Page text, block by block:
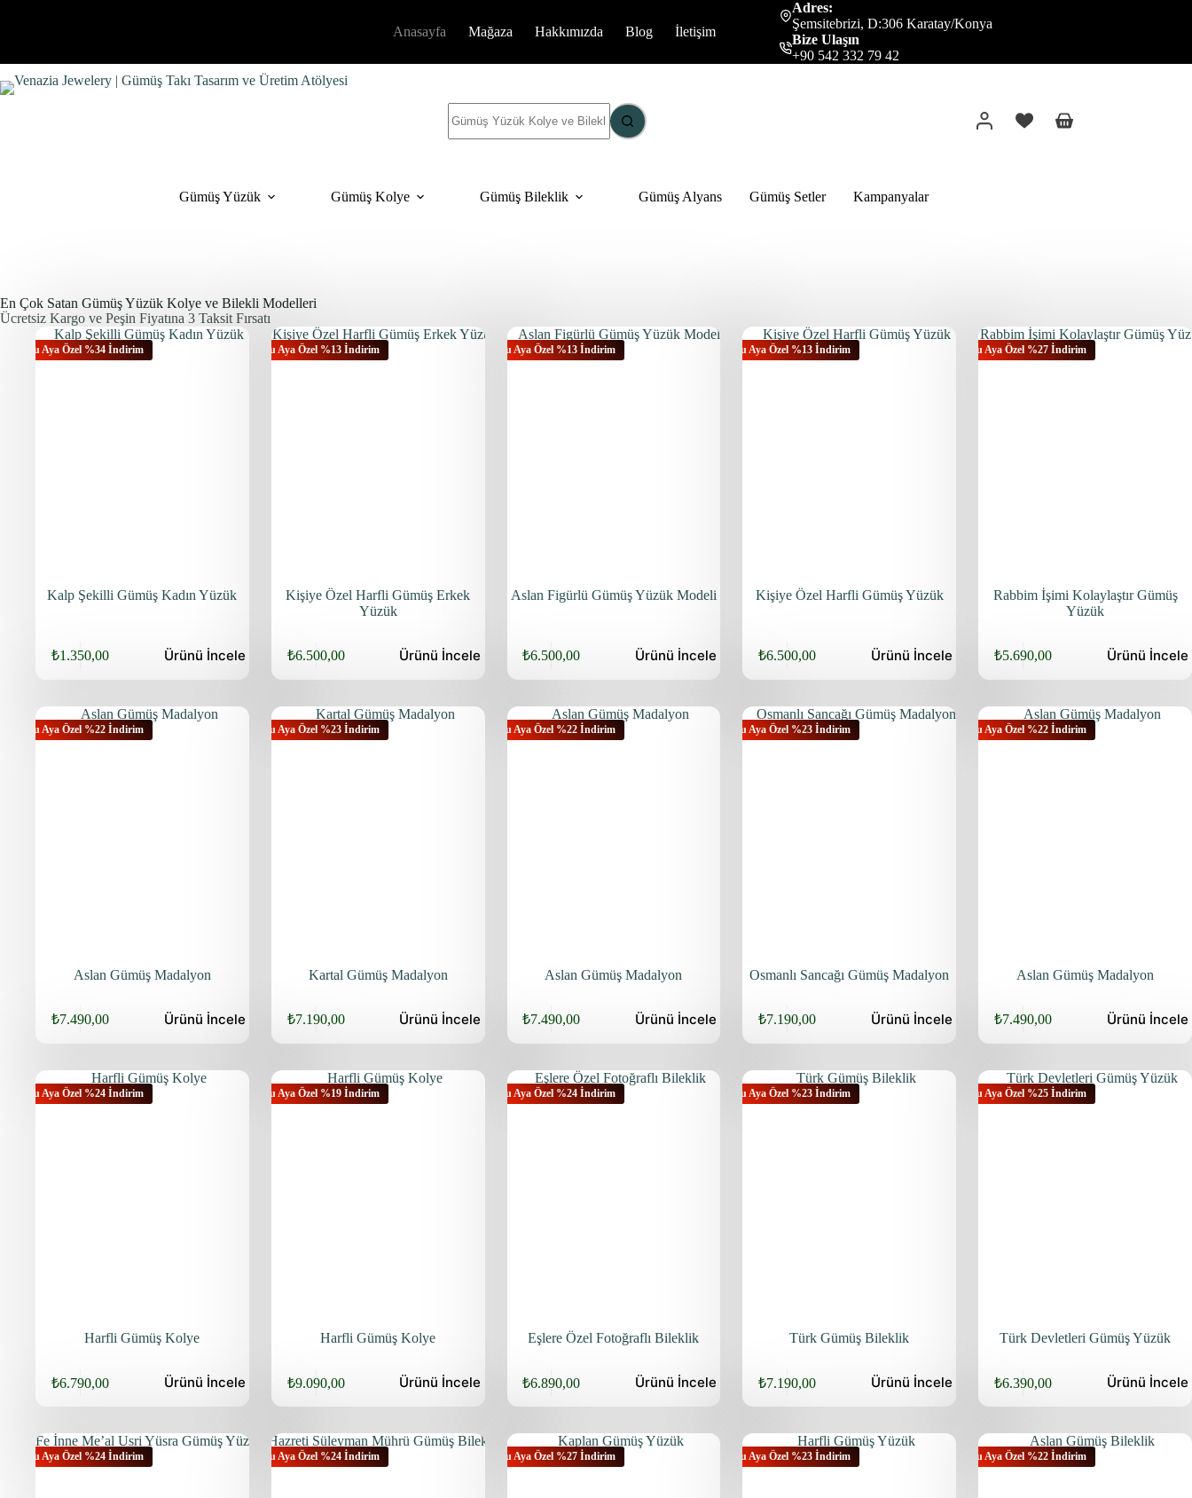
Anasayfa Mağaza Hakkımızda Blog İletişim
Adres:
Şemsitebrizi, D:306 Karatay/Konya
Bize Ulaşın
+90 542 332 79 42
Gümüş Yüzük Gümüş Kolye Gümüş Bileklik Gümüş Alyans Gümüş Setler Kampanyalar
En Çok Satan Gümüş Yüzük Kolye ve Bilekli Modelleri
Ücretsiz Kargo ve Peşin Fiyatına 3 Taksit Fırsatı
Bu Aya Özel %34 İndirim
Kalp Şekilli Gümüş Kadın Yüzük
₺1.350,00 Ürünü İncele
Bu Aya Özel %13 İndirim
Kişiye Özel Harfli Gümüş Erkek
Yüzük
₺6.500,00 Ürünü İncele
Bu Aya Özel %13 İndirim
Aslan Figürlü Gümüş Yüzük Modeli
₺6.500,00 Ürünü İncele
Bu Aya Özel %13 İndirim
Kişiye Özel Harfli Gümüş Yüzük
₺6.500,00 Ürünü İncele
Bu Aya Özel %27 İndirim
Rabbim İşimi Kolaylaştır Gümüş
Yüzük
₺5.690,00 Ürünü İncele
Bu Aya Özel %22 İndirim
Aslan Gümüş Madalyon
₺7.490,00 Ürünü İncele
Bu Aya Özel %23 İndirim
Kartal Gümüş Madalyon
₺7.190,00 Ürünü İncele
Bu Aya Özel %22 İndirim
Aslan Gümüş Madalyon
₺7.490,00 Ürünü İncele
Bu Aya Özel %23 İndirim
Osmanlı Sancağı Gümüş Madalyon
₺7.190,00 Ürünü İncele
Bu Aya Özel %22 İndirim
Aslan Gümüş Madalyon
₺7.490,00 Ürünü İncele
Bu Aya Özel %24 İndirim
Harfli Gümüş Kolye
₺6.790,00 Ürünü İncele
Bu Aya Özel %19 İndirim
Harfli Gümüş Kolye
₺9.090,00 Ürünü İncele
Bu Aya Özel %24 İndirim
Eşlere Özel Fotoğraflı Bileklik
₺6.890,00 Ürünü İncele
Bu Aya Özel %23 İndirim
Türk Gümüş Bileklik
₺7.190,00 Ürünü İncele
Bu Aya Özel %25 İndirim
Türk Devletleri Gümüş Yüzük
₺6.390,00 Ürünü İncele
Bu Aya Özel %24 İndirim Bu Aya Özel %24 İndirim Bu Aya Özel %27 İndirim Bu Aya Özel %23 İndirim Bu Aya Özel %22 İndirim